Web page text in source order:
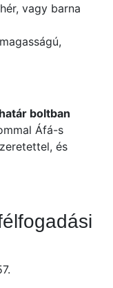
vagy barna
boltban
Áfá-s
és